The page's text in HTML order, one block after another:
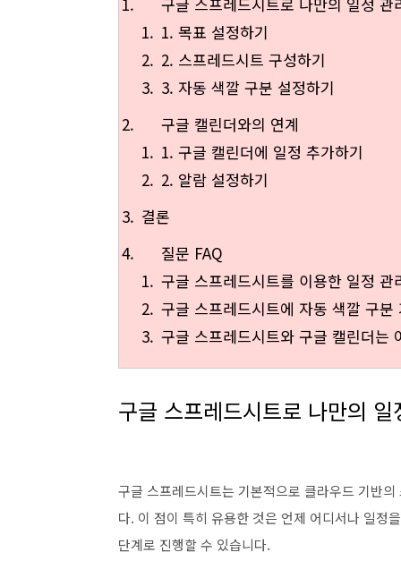
1. 목표 설정하기
2. 스프레드시트 구성하기
3. 자동 색깔 구분 설정하기
구글 캘린더와의 연계
1. 구글 캘린더에 일정 추가하기
2. 알람 설정하기
결론
질문 FAQ
구글 스프레드시트를 이용한 일정 관
구글 스프레드시트에 자동 색깔 구
구글 스프레드시트와 구글 캘린더는
구글 스프레드시트로 나만의
구글 스프레드시트는 기본적으로 클라우드 기반
다. 이 점이 특히 유용한 것은 언제 어디서나 일정
단계로 진행할 수 있습니다.